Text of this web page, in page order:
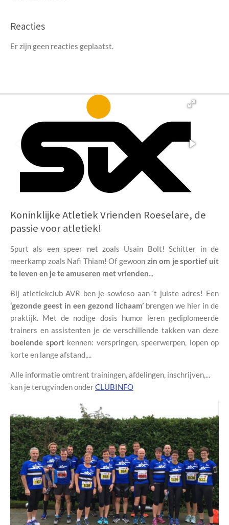
Reacties
Er zijn geen reacties geplaatst.
Koninklijke Atletiek Vrienden Roeselare, de
passie voor atletiek!
Spurt als een speer net zoals Usain Bolt!Schitter in de
meerkamp zoals Nafi Thiam!Of gewoon zin om je sportief uit
te leven en je te amuseren met vrienden...
Bij atletiekclub AVR ben je sowieso aan ‘t juiste adres! Een
‘gezonde geest in een gezond lichaam’ brengen we hier in de
praktijk. Met de nodige dosis humor leren gediplomeerde
trainers en assistenten je deverschillende takkenvan deze
boeiende sportkennen: verspringen, speerwerpen, lopen op
korte en lange afstand,...
Alle informatie omtrent trainingen, afdelingen, inschrijven,...
kan je terugvinden onderCLUBINFO